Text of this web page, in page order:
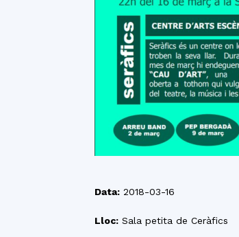
Data: 2018-03-16
Lloc: Sala petita de Ceràfics